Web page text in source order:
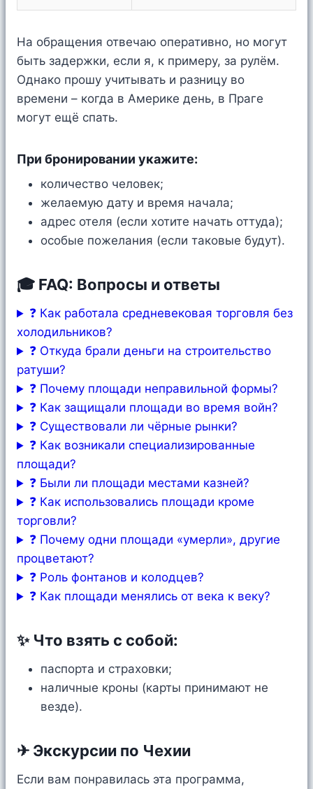
На обращения отвечаю оперативно, но могут
быть задержки, если я, к примеру, за рулём.
Однако прошу учитывать и разницу во
времени – когда в Америке день, в Праге
могут ещё спать.
При бронировании укажите:
количество человек;
желаемую дату и время начала;
адрес отеля (если хотите начать оттуда);
особые пожелания (если таковые будут).
🎓 FAQ: Вопросы и ответы
❓ Как работала средневековая торговля без
холодильников?
❓ Откуда брали деньги на строительство
ратуши?
❓ Почему площади неправильной формы?
❓ Как защищали площади во время войн?
❓ Существовали ли чёрные рынки?
❓ Как возникали специализированные
площади?
❓ Были ли площади местами казней?
❓ Как использовались площади кроме
торговли?
❓ Почему одни площади «умерли», другие
процветают?
❓ Роль фонтанов и колодцев?
❓ Как площади менялись от века к веку?
✨ Что взять с собой:
паспорта и страховки;
наличные кроны (карты принимают не
везде).
✈ Экскурсии по Чехии
Если вам понравилась эта программа,